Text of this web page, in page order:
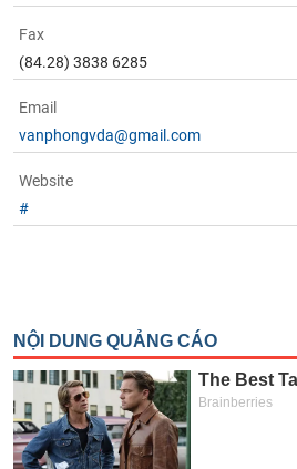
Fax
(84.28) 3838 6285
Email
vanphongvda@gmail.com
Website
#
Lãnh
đạo
(-)
Tất cả
Tin
(-)
tác
giả
(-)
Báo
cáo